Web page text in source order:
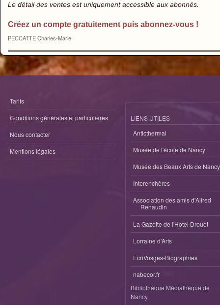
Le détail des ventes est uniquement accessible aux abonnés.
Créez un compte gratuitement puis abonnez-vous !
PECCATTE Charles-Marie
Tarifs
Conditions générales et particulieres
Nous contacter
Mentions légales
LIENS UTILES
Anticthermal
Musée de l'école de Nancy
Musée des Beaux Arts de Nancy
Interenchères
Association des amis d'Alfred
Renaudin
La Gazette de l'Hotel Drouot
Lorraine d'Arts
EcriVosges-Biographies
nabecor.fr
Bibliothèque Médiathèque de
Nancy